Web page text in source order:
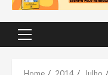
Primary